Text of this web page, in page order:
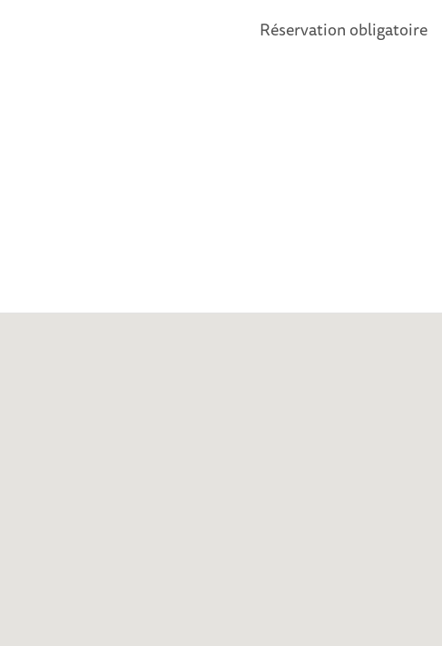
Réservation obligatoire